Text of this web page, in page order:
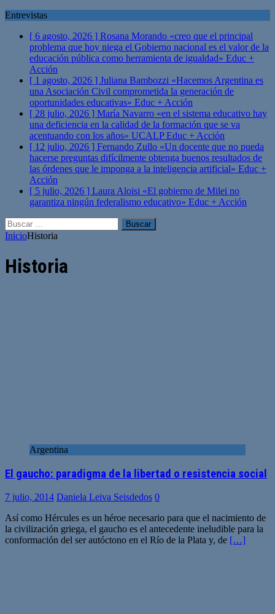
Entrevistas
[ 6 agosto, 2026 ] Rosana Morando «creo que el principal
problema que hoy niega el Gobierno nacional es el valor de la
educación pública como herramienta de igualdad» Educ +
Acción
[ 1 agosto, 2026 ] Juliana Bambozzi «Hacemos Argentina es
una Asociación Civil comprometida la generación de
oportunidades educativas» Educ + Acción
[ 28 julio, 2026 ] María Navarro «en el sistema educativo hay
una deficiencia en la calidad de la formación que se va
acentuando con los años» UCALPEduc + Acción
[ 12 julio, 2026 ] Fernando Zullo «Un docente que no pueda
hacerse preguntas difícilmente obtenga buenos resultados de
las órdenes que le imponga a la inteligencia artificial» Educ +
Acción
[ 5 julio, 2026 ] Laura Aloisi «El gobierno de Milei no
garantiza ningún federalismo educativo» Educ + Acción
Buscar:
InicioHistoria
Historia
Argentina
El gaucho: paradigma de la libertad o resistencia social
7 julio, 2014 Daniela Leiva Seisdedos 0
Así como Hércules es un héroe necesario para que el nacimiento de
la civilización griega, el gaucho es el antecedente ineludible para la
conformación del ser autóctono en el Río de la Plata y, de […]